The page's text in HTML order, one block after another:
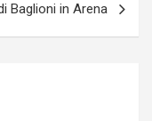
Baglioni in Arena